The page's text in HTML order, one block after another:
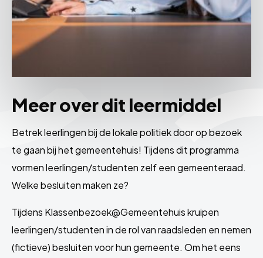
Meer over dit leermiddel
Betrek leerlingen bij de lokale politiek door op bezoek
te gaan bij het gemeentehuis! Tijdens dit programma
vormen leerlingen/studenten zelf een gemeenteraad.
Welke besluiten maken ze?
Tijdens Klassenbezoek@Gemeentehuis kruipen
leerlingen/studenten in de rol van raadsleden en nemen
(fictieve) besluiten voor hun gemeente. Om het eens